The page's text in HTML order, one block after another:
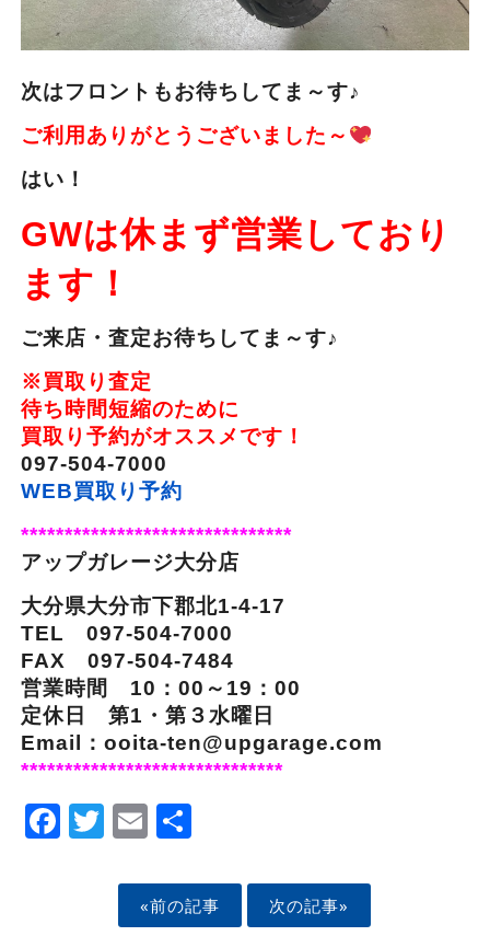
次はフロントもお待ちしてま～す♪
ご利用ありがとうございました～
はい！
GWは休まず営業しており
ます！
ご来店・査定お待ちしてま～す♪
※買取り査定
待ち時間短縮のために
買取り予約がオススメです！
097-504-7000
WEB買取り予約
*******************************
アップガレージ大分店
大分県大分市下郡北1-4-17
TEL 097-504-7000
FAX 097-504-7484
営業時間 10：00～19：00
定休日 第1・第３水曜日
Email：ooita-ten@upgarage.com
******************************
Facebook
Twitter
EmailShare
«前の記事 次の記事»